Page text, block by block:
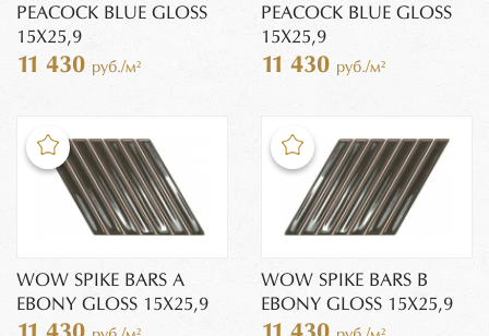
PEACOCK BLUE GLOSS
15X25,9
11 430 руб./м²
PEACOCK BLUE GLOSS
15X25,9
11 430 руб./м²
WOW SPIKE BARS A
EBONY GLOSS 15X25,9
WOW SPIKE BARS B
EBONY GLOSS 15X25,9